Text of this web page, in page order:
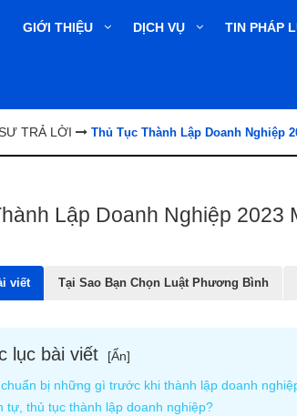
GIỚI THIỆU DỊCH VỤ TIN PHÁP
TRẢ LỜI Thủ Tục Thành Lập Doanh Nghiệp
Lập Doanh Nghiệp 2023
viết Tại Sao Bạn Chọn Luật Phương Bình
lục bài viết [Ẩn]
bị những gì trước khi thành lập doanh
tự, thủ tục thành lập doanh nghiệp?